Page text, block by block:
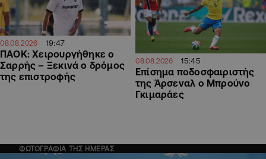
08.08.2026 19:47
ΠΑΟΚ: Χειρουργήθηκε ο
Σαρρής – Ξεκινά ο δρόμος
της επιστροφής
08.08.2026 15:45
Επίσημα ποδοσφαιριστής
της Άρσεναλ ο Μπρούνο
Γκιμαράες
ΦΩΤΟΓΡΑΦΙΑ ΤΗΣ ΗΜΕΡΑΣ